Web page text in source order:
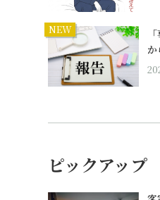
NEW
ピックアップ